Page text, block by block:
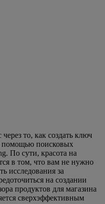
то, как создать ключ
помощью поисковых
По сути, красота на
в том, что вам не нужно
исследования за
на создании
продуктов для магазина
сверхэффективным